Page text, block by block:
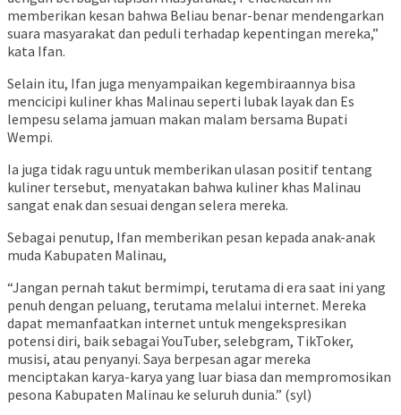
memberikan kesan bahwa Beliau benar-benar mendengarkan
suara masyarakat dan peduli terhadap kepentingan mereka,”
kata Ifan.
Selain itu, Ifan juga menyampaikan kegembiraannya bisa
mencicipi kuliner khas Malinau seperti lubak layak dan Es
lempesu selama jamuan makan malam bersama Bupati
Wempi.
Ia juga tidak ragu untuk memberikan ulasan positif tentang
kuliner tersebut, menyatakan bahwa kuliner khas Malinau
sangat enak dan sesuai dengan selera mereka.
Sebagai penutup, Ifan memberikan pesan kepada anak-anak
muda Kabupaten Malinau,
“Jangan pernah takut bermimpi, terutama di era saat ini yang
penuh dengan peluang, terutama melalui internet. Mereka
dapat memanfaatkan internet untuk mengekspresikan
potensi diri, baik sebagai YouTuber, selebgram, TikToker,
musisi, atau penyanyi. Saya berpesan agar mereka
menciptakan karya-karya yang luar biasa dan mempromosikan
pesona Kabupaten Malinau ke seluruh dunia.” (syl)